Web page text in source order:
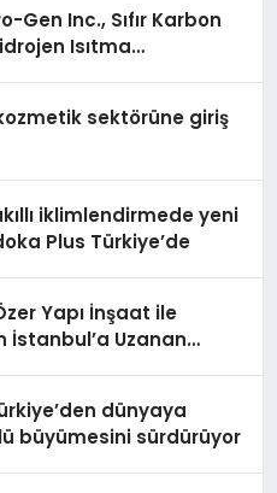
Gen Inc., Sıfır Karbon
Isıtma
sektörüne giriş
iklimlendirmede yeni
Plus Türkiye’de
Yapı İnşaat ile
İstanbul’a Uzanan
dünyaya
büyümesini sürdürüyor